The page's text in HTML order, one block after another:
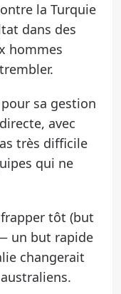
la Turquie
dans des
hommes
sa gestion
avec
très difficile
qui ne
frapper tôt (but
un but rapide
changerait